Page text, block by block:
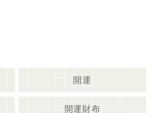
開運
開運財布